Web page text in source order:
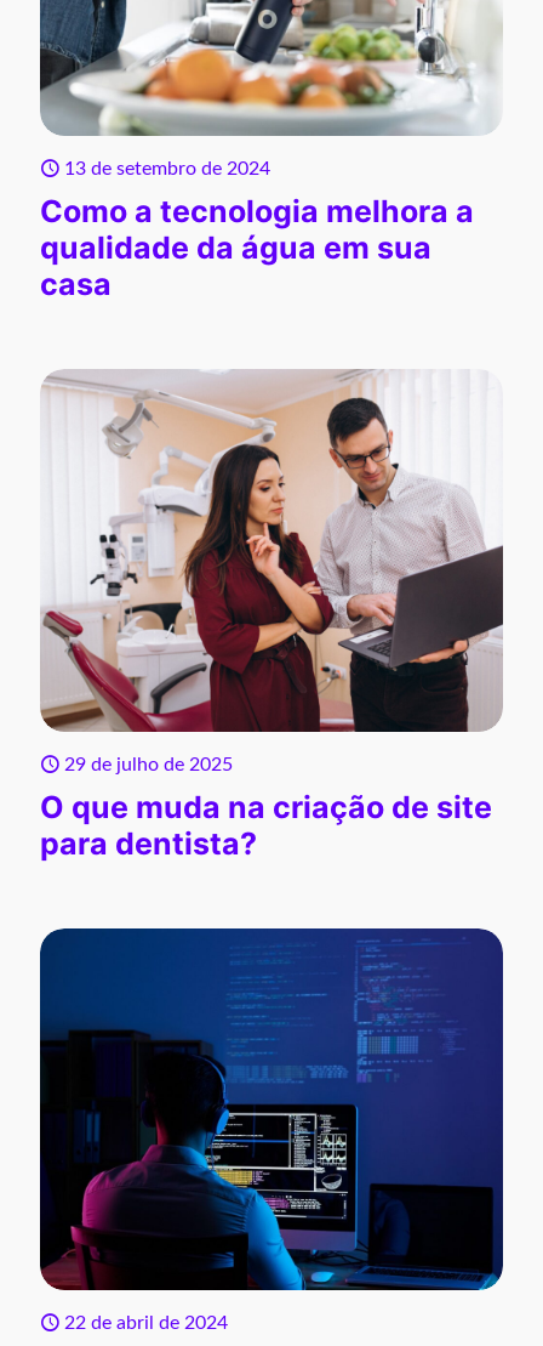
13 de setembro de 2024
Como a tecnologia melhora a
qualidade da água em sua
casa
29 de julho de 2025
O que muda na criação de site
para dentista?
22 de abril de 2024